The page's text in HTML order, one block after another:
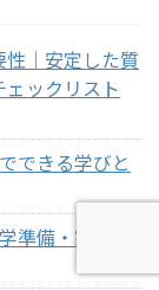
性｜安定した質
ックリスト
できる学びと
備・家庭で